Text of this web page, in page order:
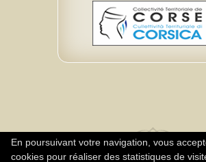
Realisazione Impresa
En poursuivant votre navigation, vous
cookies pour réaliser des statistiques de